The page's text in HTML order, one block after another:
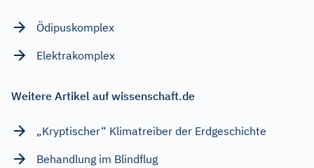
Ödipuskomplex
Elektrakomplex
Weitere Artikel auf wissenschaft.de
„Kryptischer“ Klimatreiber der Erdgeschichte
Behandlung im Blindflug